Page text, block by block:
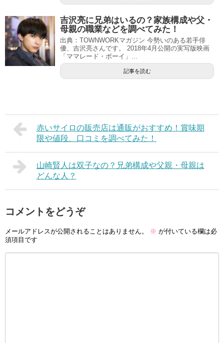
吉沢亮に兄弟はいるの？家族構成や父・
母親の職業などを調べてみた！
出典：TOWNWORKマガジン 今勢いのある若手俳
優、吉沢亮さんです。 2018年4月公開の実写版映画
「ママレード・ボーイ」...
記事を読む
赤いサイロの販売店は通販がおすすめ！賞味期
限や値段、口コミを調べてみた！
山崎賢人は双子なの？兄弟構成や父親・母親は
どんな人？
コメントをどうぞ
メールアドレスが公開されることはありません。 ※ が付いている欄は必
須項目です